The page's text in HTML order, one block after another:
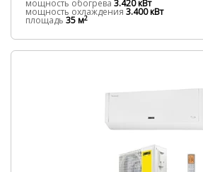
мощность обогрева 3.420 кВт
мощность охлаждения 3.400 кВт
площадь 35 м2